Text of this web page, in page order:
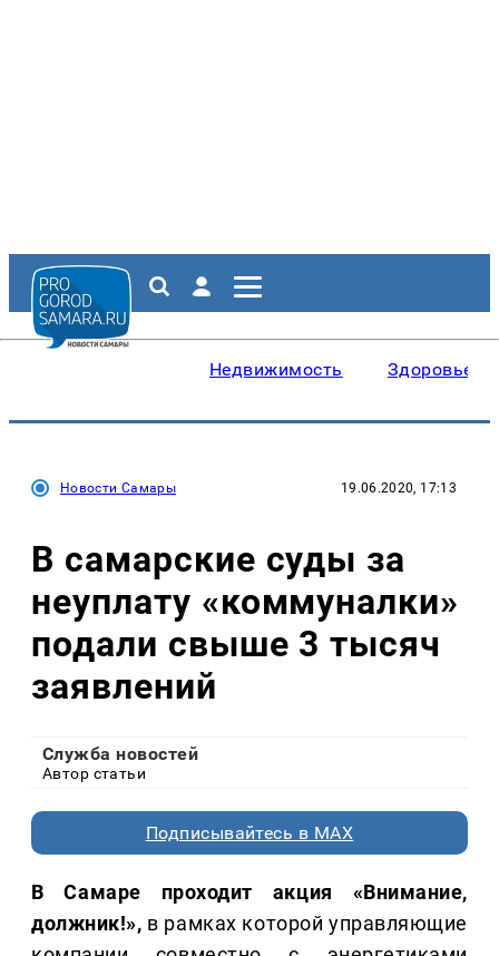
Недвижимость Здоровье
Новости Самары 19.06.2020, 17:13
В самарские суды за
неуплату «коммуналки»
подали свыше 3 тысяч
заявлений
Служба новостей
Автор статьи
Подписывайтесь в MAX
В Самаре проходит акция «Внимание,
должник!», в рамках которой управляющие